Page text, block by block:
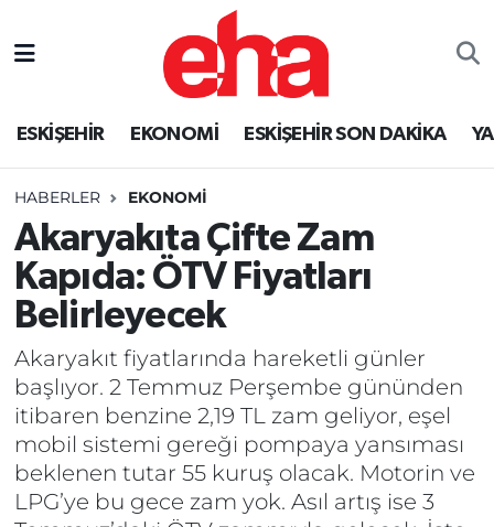
ESKİŞEHİR EKONOMİ ESKİŞEHİR SON DAKİKA
HABERLER EKONOMİ
Akaryakıta Çifte Zam
Kapıda: ÖTV Fiyatları
Belirleyecek
Akaryakıt fiyatlarında hareketli günler
başlıyor. 2 Temmuz Perşembe gününden
itibaren benzine 2,19 TL zam geliyor, eşel
mobil sistemi gereği pompaya yansıması
beklenen tutar 55 kuruş olacak. Motorin ve
LPG’ye bu gece zam yok. Asıl artış ise 3